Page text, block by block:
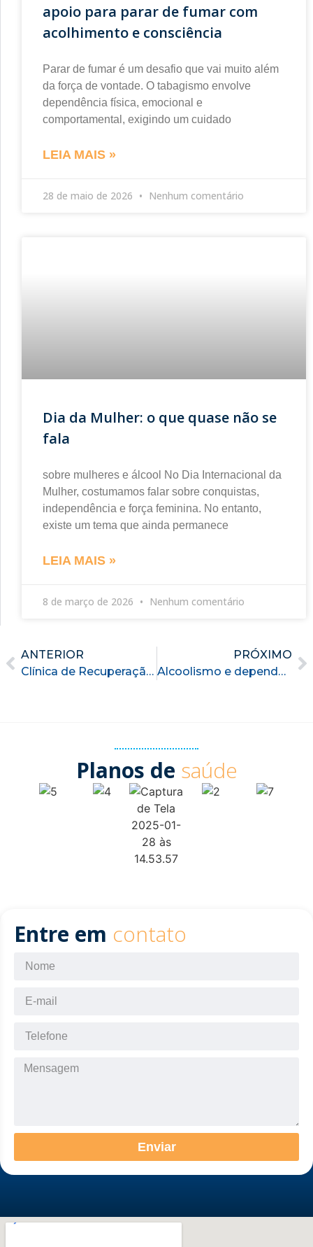
apoio para parar de fumar com
acolhimento e consciência
Parar de fumar é um desafio que vai muito além
da força de vontade. O tabagismo envolve
dependência física, emocional e
comportamental, exigindo um cuidado
LEIA MAIS »
28 de maio de 2026 Nenhum comentário
Dia da Mulher: o que quase não se
fala
sobre mulheres e álcool No Dia Internacional da
Mulher, costumamos falar sobre conquistas,
independência e força feminina. No entanto,
existe um tema que ainda permanece
LEIA MAIS »
8 de março de 2026 Nenhum comentário
ANTERIOR
Clínica de Recuperação em Curitiba
PRÓXIMO
Alcoolismo e dependência de outras drogas: Compreendendo o comportamento de quem sofre desses males.
Planos de saúde
Entre em contato
Enviar